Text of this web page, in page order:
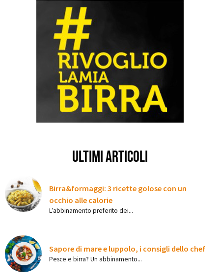
ultimi articoli
Birra&formaggi: 3 ricette golose con un
occhio alle calorie
L’abbinamento preferito dei...
Sapore di mare e luppolo, i consigli dello chef
Pesce e birra? Un abbinamento...